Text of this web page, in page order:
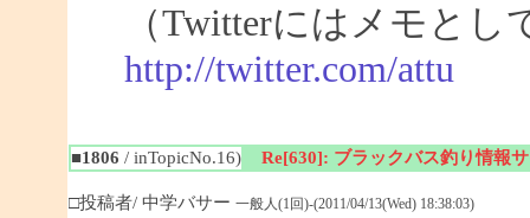
（Twitterにはメモと
http://twitter.com/attu
■1806 / inTopicNo.16) Re[630]: ブラックバス釣り情報
□投稿者/ 中学バサー 一般人(1回)-(2011/04/13(Wed) 18:38:03)